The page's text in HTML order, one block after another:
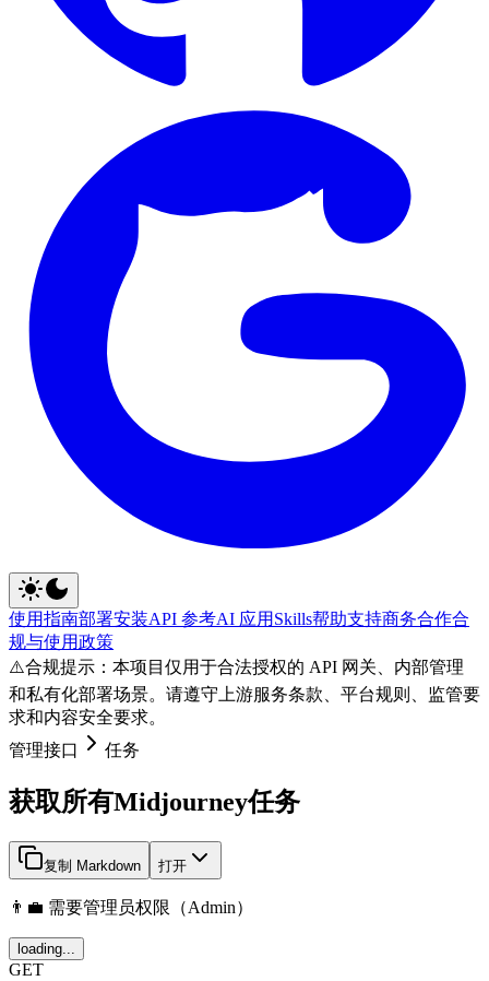
使用指南部署安装API 参考AI 应用 Skills帮助支持商务合作合
规与使用政策
⚠️合规提示：本项目仅用于合法授权的 API 网关、内部管理
和私有化部署场景。请遵守上游服务条款、平台规则、监管要
求和内容安全要求。
管理接口
任务
获取所有Midjourney任务
复制 Markdown 打开
👨‍💼 需要管理员权限（Admin）
loading...
GET